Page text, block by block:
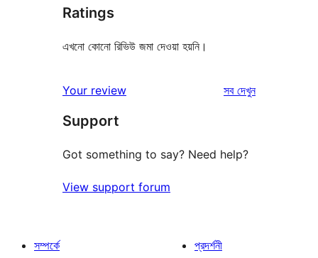
Ratings
এখনো কোনো রিভিউ জমা দেওয়া হয়নি।
Your review সবরিভিউ
দেখুন
Support
Got something to say? Need help?
View support forum
সম্পর্কে
প্রদর্শনী